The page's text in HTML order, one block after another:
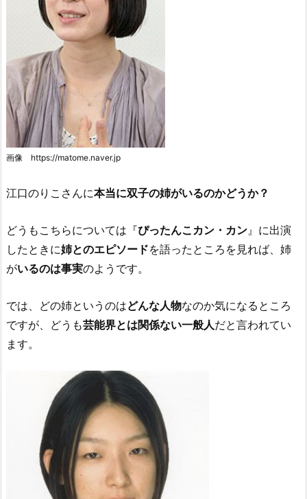
画像 https://matome.naver.jp
江口のりこさんに本当に双子の姉がいるのかどうか？
どうもこちらについては『ぴったんこカン・カン』に出演
したときに姉とのエピソードを語ったところを見れば、姉
がいるのは事実のようです。
では、どの姉というのはどんな人物なのか気になるところ
ですが、どうも芸能界とは関係ない一般人だと言われてい
ます。